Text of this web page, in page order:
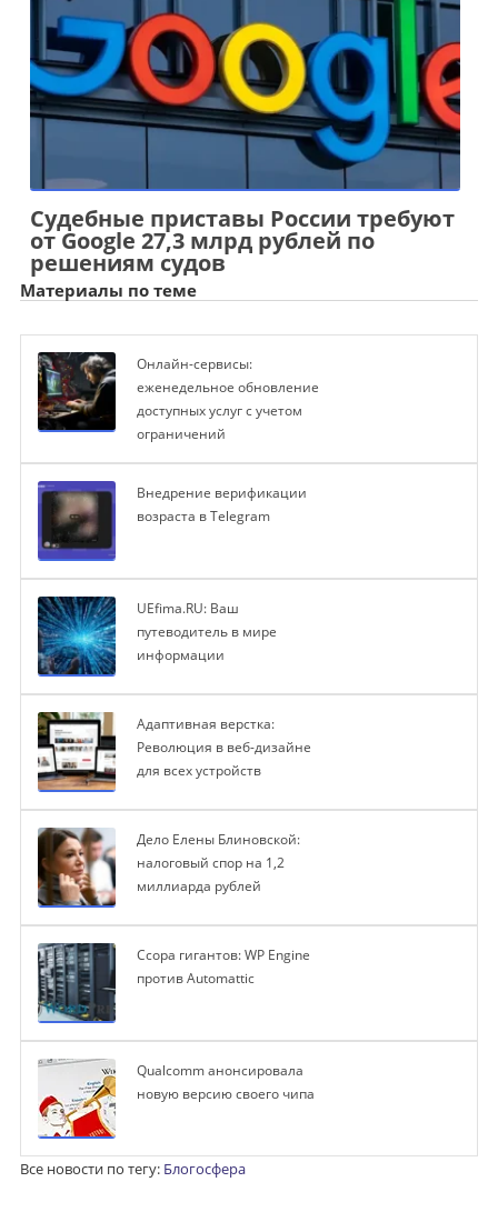
Судебные приставы России требуют
от Google 27,3 млрд рублей по
решениям судов
Материалы по теме
Онлайн-сервисы:
еженедельное обновление
доступных услуг с учетом
ограничений
Внедрение верификации
возраста в Telegram
UEfima.RU: Ваш
путеводитель в мире
информации
Адаптивная верстка:
Революция в веб-дизайне
для всех устройств
Дело Елены Блиновской:
налоговый спор на 1,2
миллиарда рублей
Ссора гигантов: WP Engine
против Automattic
Qualcomm анонсировала
новую версию своего чипа
Все новости по тегу: Блогосфера